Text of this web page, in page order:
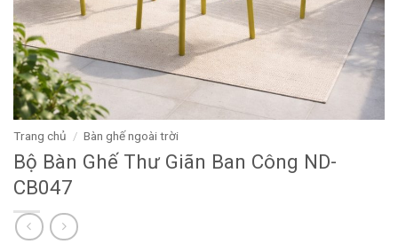
Trang chủ / Bàn ghế ngoài trời
Bộ Bàn Ghế Thư Giãn Ban Công ND-
CB047